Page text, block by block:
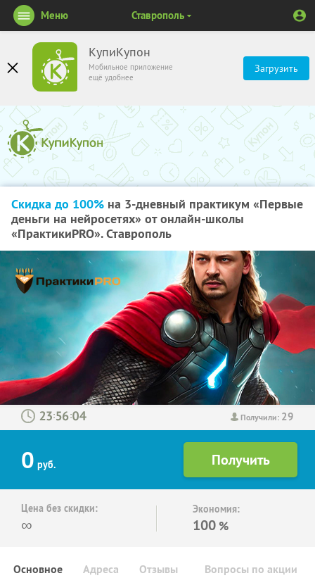
КупиКупон
Мобильное приложение
ещё удобнее
Загрузить
Меню Ставрополь
Скидка до 100% на 3-дневный практикум «Первые
деньги на нейросетях» от онлайн-школы
«ПрактикиPRO». Ставрополь
Получили: 29
: :
0 руб.
Цена без скидки:
∞
Экономия:
100 %
Основное Отзывы Вопросы по акции
Адреса